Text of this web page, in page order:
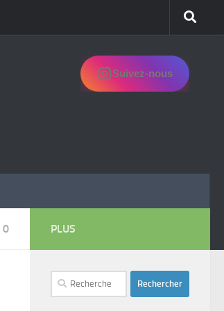
Suivez-nous
0 PLUS
Rechercher :